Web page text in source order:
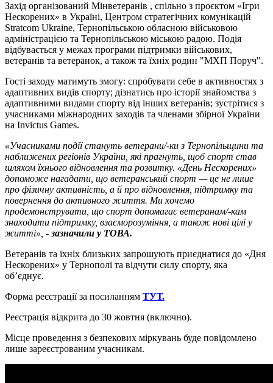
Захід організований Мінветеранів , спільно з проєктом «Ігри
Нескорених» в Україні, Центром стратегічних комунікацій
Stratcom Ukraine, Тернопільською обласною військовою
адміністрацією та Тернопільською міською радою. Подія
відбувається у межах програми підтримки військових,
ветеранів та ветеранок, а також та їхніх родин "МХП Поруч".
Гості заходу матимуть змогу: спробувати себе в активностях з
адаптивних видів спорту; дізнатись про історії знайомства з
адаптивними видами спорту від інших ветеранів; зустрітися з
учасниками міжнародних заходів та членами збірної України
на Invictus Games.
«Учасниками події стануть ветерани/-ки з Тернопільщини та
наближених регіонів України, які прагнуть, щоб спорт став
шляхом їхнього відновлення та розвитку. «День Нескорених»
допоможе нагадати, що ветеранський спорт — це не лише
про фізичну активність, а й про відновлення, підтримку та
повернення до активного життя. Ми хочемо
продемонструвати, що спорт допомагає ветеранам/-кам
знаходити підтримку, взаєморозуміння, а також нові цілі у
житті», - зазначили у ТОВА.
Ветеранів та їхніх близьких запрошують приєднатися до «Дня
Нескорених» у Тернополі та відчути силу спорту, яка
об’єднує.
Форма реєстрації за посиланням ТУТ.
Реєстрація відкрита до 30 жовтня (включно).
Місце проведення з безпекових міркувань буде повідомлено
лише зареєстрованим учасникам.